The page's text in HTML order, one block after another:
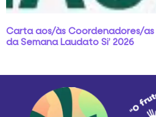
Carta aos/às Coordenadores/as
da Semana Laudato Si’ 2026